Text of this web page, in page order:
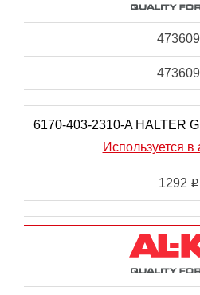
473609
473609
6170-403-2310-A HALTER
Используется в
1292 i